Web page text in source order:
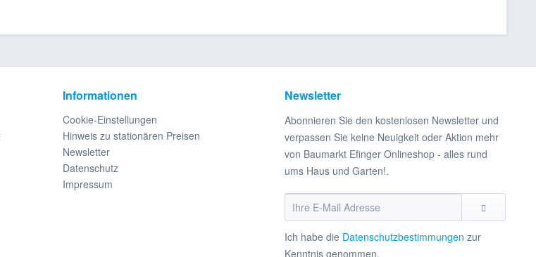
Informationen
Cookie-Einstellungen
Hinweis zu stationären Preisen
Newsletter
Datenschutz
Impressum
Newsletter
Abonnieren Sie den kostenlosen Newsletter und
verpassen Sie keine Neuigkeit oder Aktion mehr
von Baumarkt Efinger Onlineshop - alles rund
ums Haus und Garten!.
Ich habe die Datenschutzbestimmungen zur
Kenntnis genommen.